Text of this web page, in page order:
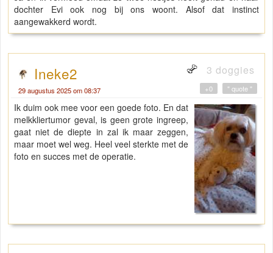
dochter Evi ook nog bij ons woont. Alsof dat instinct
aangewakkerd wordt.
Ineke2 3 doggies
29 augustus 2025 om 08:37 " quote "
+0
Ik duim ook mee voor een goede foto. En dat
melkkliertumor geval, is geen grote ingreep,
gaat niet de diepte in zal ik maar zeggen,
maar moet wel weg. Heel veel sterkte met de
foto en succes met de operatie.